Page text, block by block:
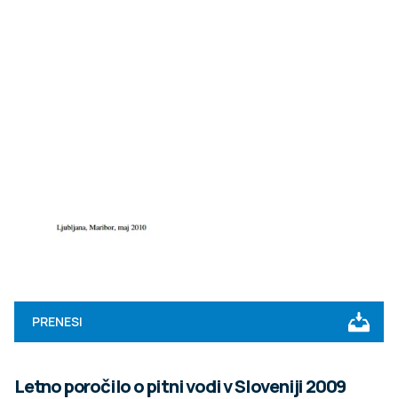
PRENESI
Letno poročilo o pitni vodi v Sloveniji 2009